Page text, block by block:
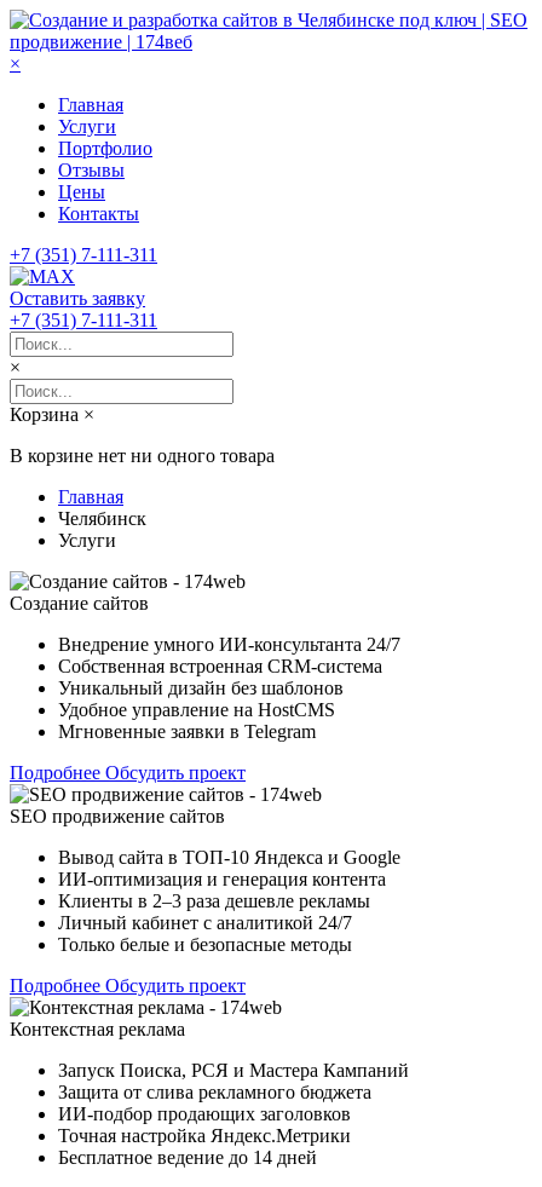
×
Главная
Услуги
Портфолио
Отзывы
Цены
Контакты
+7 (351) 7-111-311
Оставить заявку
+7 (351) 7-111-311
×
Корзина ×
В корзине нет ни одного товара
Главная
Челябинск
Услуги
Создание сайтов
Внедрение умного ИИ-консультанта 24/7
Собственная встроенная CRM-система
Уникальный дизайн без шаблонов
Удобное управление на HostCMS
Мгновенные заявки в Telegram
Подробнее Обсудить проект
SEO продвижение сайтов
Вывод сайта в ТОП-10 Яндекса и Google
ИИ-оптимизация и генерация контента
Клиенты в 2–3 раза дешевле рекламы
Личный кабинет с аналитикой 24/7
Только белые и безопасные методы
Подробнее Обсудить проект
Контекстная реклама
Запуск Поиска, РСЯ и Мастера Кампаний
Защита от слива рекламного бюджета
ИИ-подбор продающих заголовков
Точная настройка Яндекс.Метрики
Бесплатное ведение до 14 дней